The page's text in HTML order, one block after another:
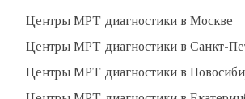
Центры МРТ диагностики в Москве
Центры МРТ диагностики в Санкт-
Центры МРТ диагностики в